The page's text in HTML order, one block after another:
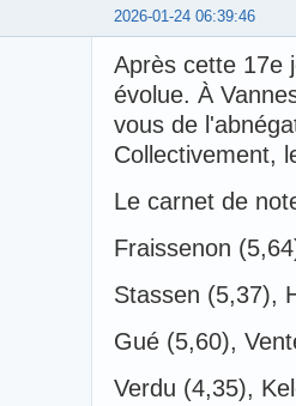
2026-01-24 06:39:46
Après cette 17e
évolue. À
vous de
Collectivement,
Le carnet de
Fraissenon
Stassen (5,37),
Gué (5,60),
Verdu (4,35),